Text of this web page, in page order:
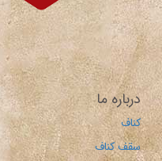
درباره ما
کناف
سقف کناف